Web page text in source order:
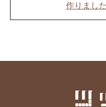
作りました
魂の声、